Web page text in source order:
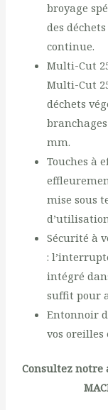
broyage
des
continue.
Multi-Cut
Multi-Cut
déchets
mm.
Touches à
mise sous
Sécurité à
:
intégré
suffit pour
Entonnoir
vos oreilles
Consultez notre